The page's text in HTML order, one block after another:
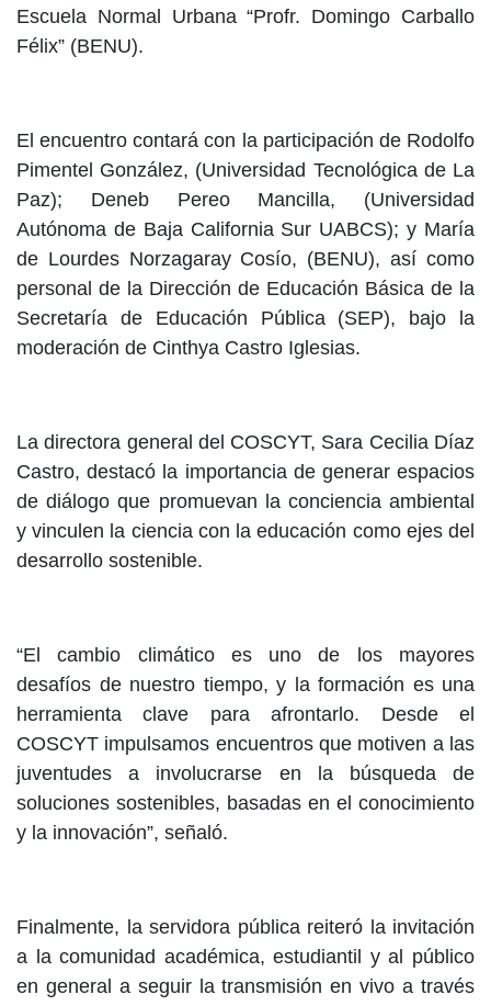
Escuela Normal Urbana “Profr. Domingo Carballo
Félix” (BENU).
El encuentro contará con la participación de Rodolfo
Pimentel González, (Universidad Tecnológica de La
Paz); Deneb Pereo Mancilla, (Universidad
Autónoma de Baja California Sur UABCS); y María
de Lourdes Norzagaray Cosío, (BENU), así como
personal de la Dirección de Educación Básica de la
Secretaría de Educación Pública (SEP), bajo la
moderación de Cinthya Castro Iglesias.
La directora general del COSCYT, Sara Cecilia Díaz
Castro, destacó la importancia de generar espacios
de diálogo que promuevan la conciencia ambiental
y vinculen la ciencia con la educación como ejes del
desarrollo sostenible.
“El cambio climático es uno de los mayores
desafíos de nuestro tiempo, y la formación es una
herramienta clave para afrontarlo. Desde el
COSCYT impulsamos encuentros que motiven a las
juventudes a involucrarse en la búsqueda de
soluciones sostenibles, basadas en el conocimiento
y la innovación”, señaló.
Finalmente, la servidora pública reiteró la invitación
a la comunidad académica, estudiantil y al público
en general a seguir la transmisión en vivo a través